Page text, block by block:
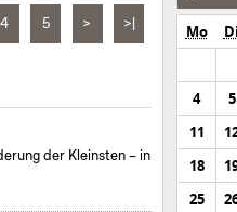
4 5 > >|
der Kleinsten – in
Mo Di
4
5
11
18
25